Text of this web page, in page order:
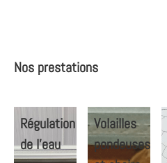
Nos prestations
Régulation
de l’eau
Volailles
pondeuses